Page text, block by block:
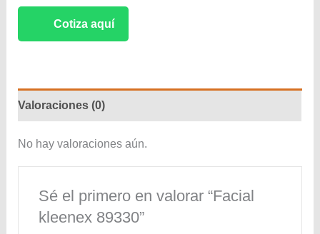
Cotiza aquí
Valoraciones (0)
No hay valoraciones aún.
Sé el primero en valorar “Facial
kleenex 89330”